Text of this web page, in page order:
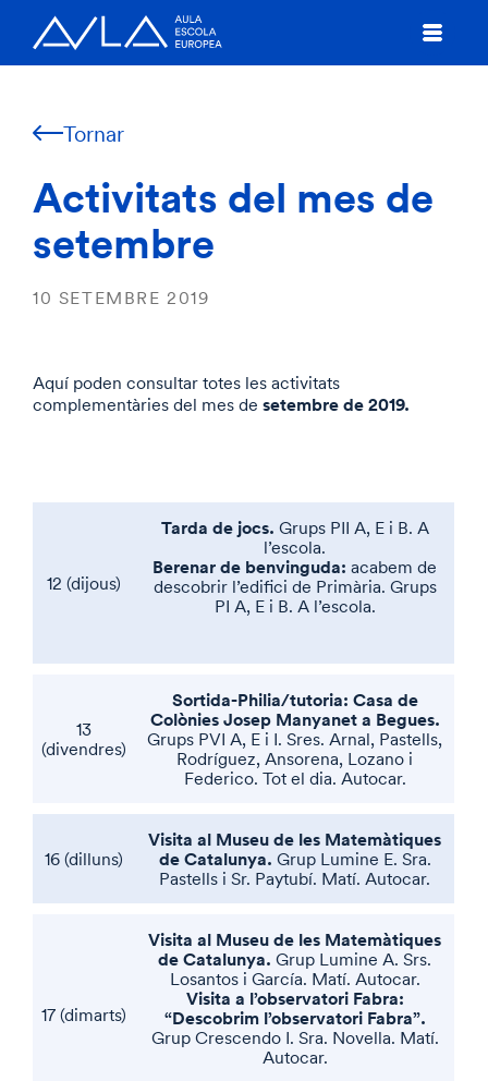
Tornar
Activitats del mes de
setembre
10 SETEMBRE 2019
Aquí poden consultar totes les activitats
complementàries del mes de setembre de 2019.
12 (dijous)
Tarda de jocs. Grups PII A, E i B. A
l’escola.
Berenar de benvinguda: acabem de
descobrir l’edifici de Primària. Grups
PI A, E i B. A l’escola.
13
(divendres)
Sortida-Philia/tutoria: Casa de
Colònies Josep Manyanet a Begues.
Grups PVI A, E i I. Sres. Arnal, Pastells,
Rodríguez, Ansorena, Lozano i
Federico. Tot el dia. Autocar.
16 (dilluns)
Visita al Museu de les Matemàtiques
de Catalunya. Grup Lumine E. Sra.
Pastells i Sr. Paytubí. Matí. Autocar.
17 (dimarts)
Visita al Museu de les Matemàtiques
de Catalunya. Grup Lumine A. Srs.
Losantos i García. Matí. Autocar.
Visita a l’observatori Fabra:
“Descobrim l’observatori Fabra”.
Grup Crescendo I. Sra. Novella. Matí.
Autocar.